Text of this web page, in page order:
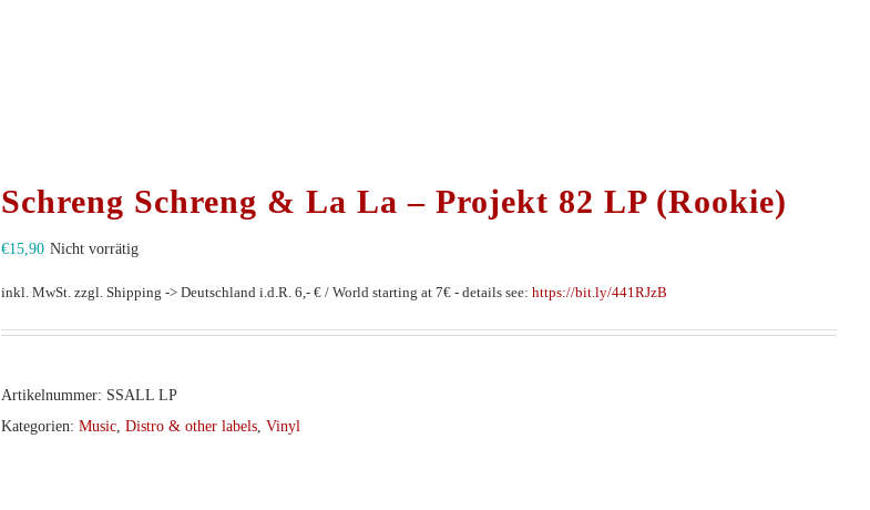
Schreng Schreng & La La – Projekt 82 LP (Rookie)
€15,90 Nicht vorrätig
inkl. MwSt. zzgl. Shipping -> Deutschland i.d.R. 6,- € / World starting at 7€ - details see: https://bit.ly/441RJzB
Artikelnummer: SSALL LP
Kategorien: Music Distro & other labels Vinyl